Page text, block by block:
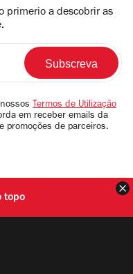
primerio a descobrir as
Termos de Utilização
em receber emails da
promoções de parceiros.
topo